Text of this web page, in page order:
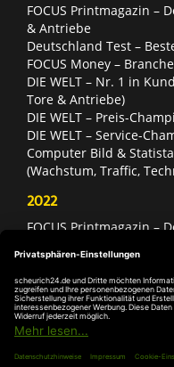
FOCUS Printmagazin –
& Antriebe
Deutschland Test –
FOCUS Money –
DIE WELT – Nr. 1 in
Tore & Antriebe)
DIE WELT – Preis-
DIE WELT – Service-
Computer Bild &
(Wachstum, Traffic,
2022
FOCUS Printmagazin –
Deutschland Test –
FOCUS Money –
DIE WELT – Service-
DIE WELT –
Antriebe)